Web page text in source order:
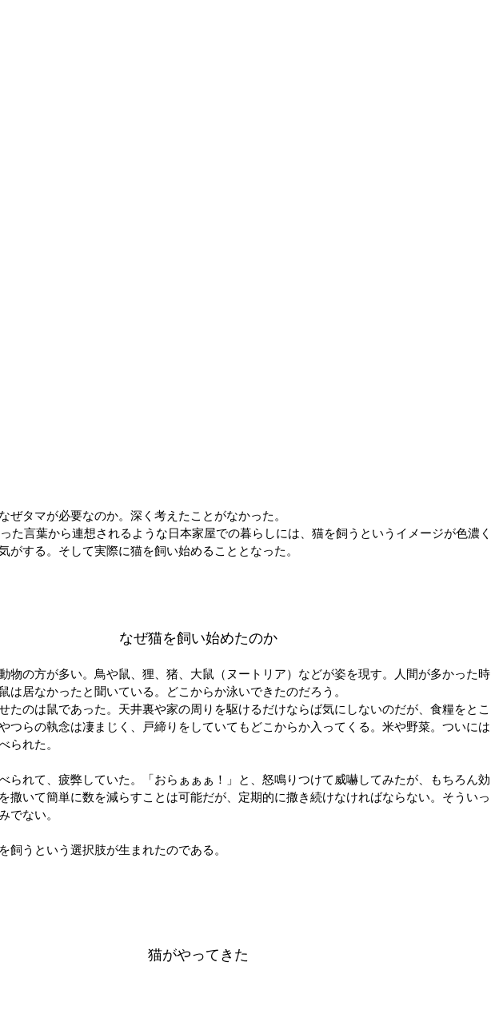
ぜタマが必要なのか。深く考えたことがなかった。
た言葉から連想されるような日本家屋での暮らしには、猫を飼うというイメージが色濃く
がする。そして実際に猫を飼い始めることとなった。
なぜ猫を飼い始めたのか
物の方が多い。鳥や鼠、狸、猪、大鼠（ヌートリア）などが姿を現す。人間が多かった時
は居なかったと聞いている。どこからか泳いできたのだろう。
たのは鼠であった。天井裏や家の周りを駆けるだけならば気にしないのだが、食糧をとこ
つらの執念は凄まじく、戸締りをしていてもどこからか入ってくる。米や野菜。ついには
られた。
られて、疲弊していた。「おらぁぁぁ！」と、怒鳴りつけて威嚇してみたが、もちろん効
撒いて簡単に数を減らすことは可能だが、定期的に撒き続けなければならない。そういっ
でない。
飼うという選択肢が生まれたのである。
猫がやってきた